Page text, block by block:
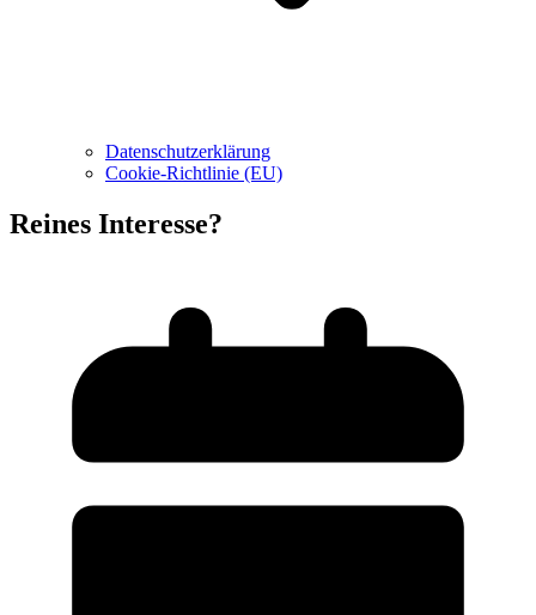
Datenschutzerklärung
Cookie-Richtlinie (EU)
Reines Interesse?